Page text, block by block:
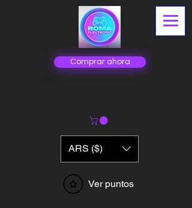
Comprar ahora
ARS ($)
Ver puntos